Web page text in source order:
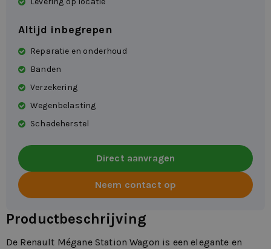
Altijd inbegrepen
Reparatie en onderhoud
Banden
Verzekering
Wegenbelasting
Schadeherstel
Direct aanvragen
Neem contact op
Productbeschrijving
De Renault Mégane Station Wagon is een elegante en